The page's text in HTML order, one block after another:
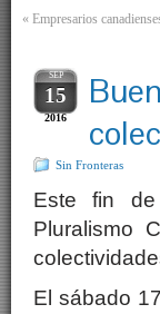
« Empresarios
SEP
15
2016
Sin Fronteras
Este fin de
Pluralismo
El sábado